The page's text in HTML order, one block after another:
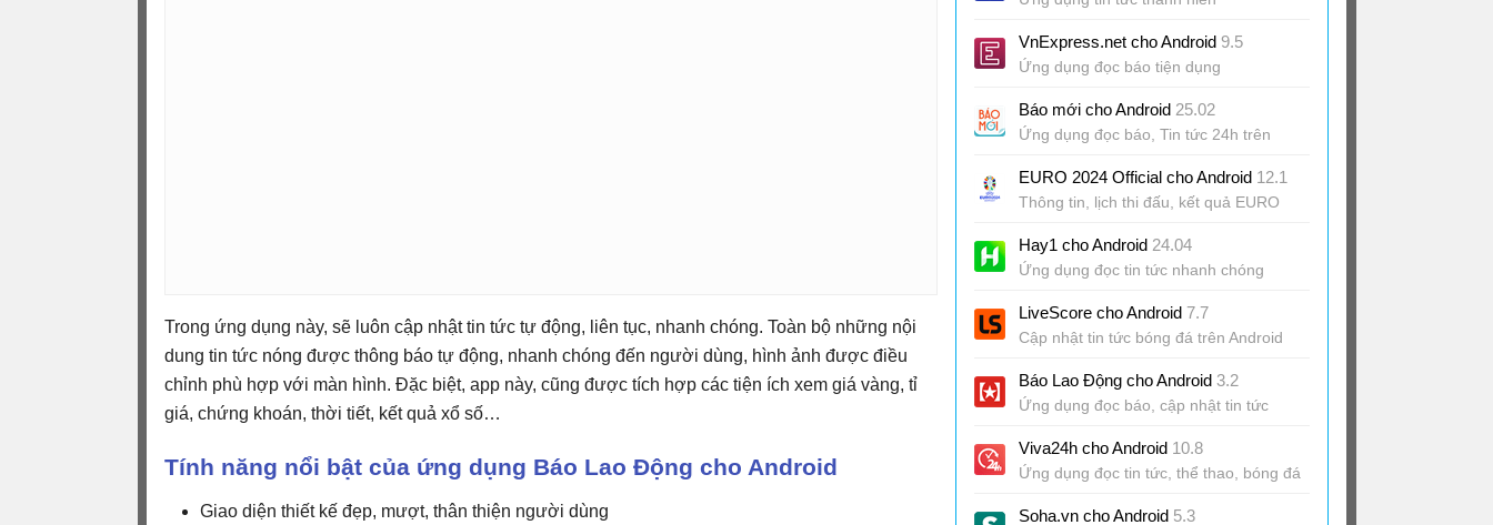
Trong ứng dụng này, sẽ luôn cập nhật tin tức tự động, liên tục, nhanh chóng. Toàn bộ những nội
dung tin tức nóng được thông báo tự động, nhanh chóng đến người dùng, hình ảnh được điều
chỉnh phù hợp với màn hình. Đặc biệt, app này, cũng được tích hợp các tiện ích xem giá vàng, tỉ
giá, chứng khoán, thời tiết, kết quả xổ số…
Tính năng nổi bật của ứng dụng Báo Lao Động cho Android
Giao diện thiết kế đẹp, mượt, thân thiện người dùng
VnExpress.net cho Android 9.5
Ứng dụng đọc báo tiện dụng
Báo mới cho Android 25.02
Ứng dụng đọc báo, Tin tức 24h trên
EURO 2024 Official cho Android 12.1
Thông tin, lịch thi đấu, kết quả EURO
Hay1 cho Android 24.04
Ứng dụng đọc tin tức nhanh chóng
LiveScore cho Android 7.7
Cập nhật tin tức bóng đá trên Android
Báo Lao Động cho Android 3.2
Ứng dụng đọc báo, cập nhật tin tức
Viva24h cho Android 10.8
Ứng dụng đọc tin tức, thể thao, bóng đá
Soha.vn cho Android 5.3